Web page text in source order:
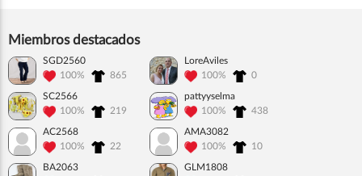
Miembros destacados
SGD2560
100%
865
LoreAviles
100%
0
SC2566
100%
219
pattyyselma
100%
438
AC2568
100%
22
AMA3082
100%
10
BA2063
GLM1808